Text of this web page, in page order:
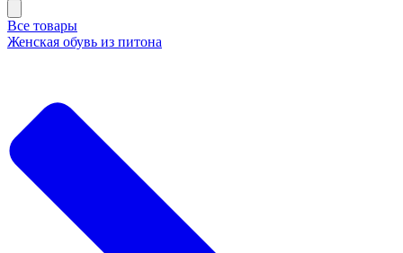
Все товары
Женская обувь из питона